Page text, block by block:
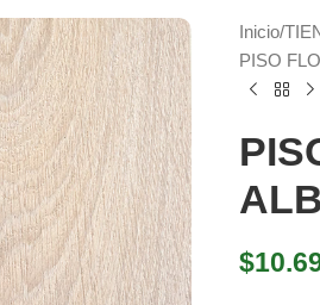
Inicio
PISO
$